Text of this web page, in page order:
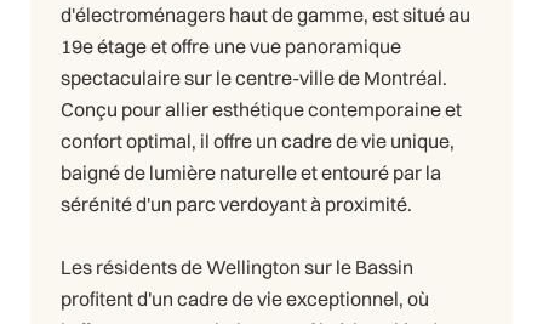
d'électroménagers haut de gamme, est situé au
19e étage et offre une vue panoramique
spectaculaire sur le centre-ville de Montréal.
Conçu pour allier esthétique contemporaine et
confort optimal, il offre un cadre de vie unique,
baigné de lumière naturelle et entouré par la
sérénité d'un parc verdoyant à proximité.
Les résidents de Wellington sur le Bassin
profitent d'un cadre de vie exceptionnel, où